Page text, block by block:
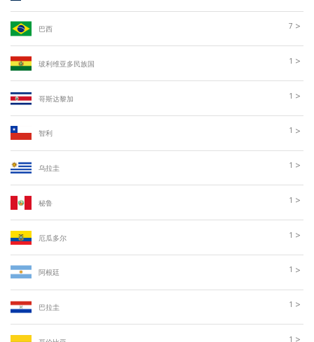
巴西 7 >
玻利维亚多民族国 1 >
哥斯达黎加 1 >
智利 1 >
乌拉圭 1 >
秘鲁 1 >
厄瓜多尔 1 >
阿根廷 1 >
巴拉圭 1 >
1 >